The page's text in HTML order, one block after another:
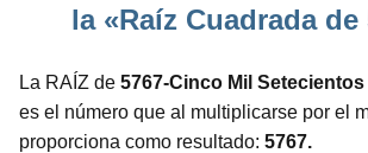
la «Raíz Cuadrada de
La RAÍZ de 5767-Cinco Mil
es el número que al multiplicarse por el
proporciona como resultado: 5767.